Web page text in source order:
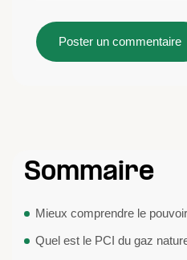
Sommaire
Mieux comprendre le
Quel est le PCI du gaz